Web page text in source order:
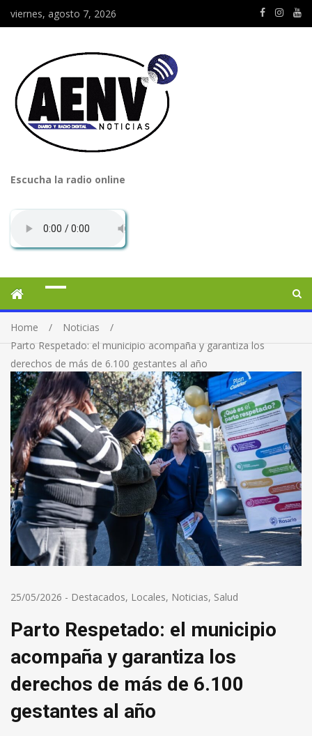
viernes, agosto 7, 2026
Escucha la radio online
Home
Noticias
Parto Respetado: el municipio acompaña y garantiza los
derechos de más de 6.100 gestantes al año
25/05/2026 - Destacados, Locales, Noticias, Salud
Parto Respetado: el municipio
acompaña y garantiza los
derechos de más de 6.100
gestantes al año